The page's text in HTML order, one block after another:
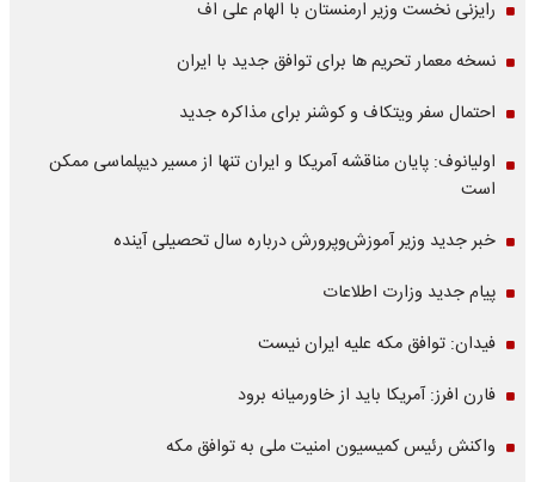
رایزنی نخست وزیر ارمنستان با الهام علی اف
نسخه معمار تحریم ها برای توافق جدید با ایران
احتمال سفر ویتکاف و کوشنر برای مذاکره جدید
اولیانوف: پایان مناقشه آمریکا و ایران تنها از مسیر دیپلماسی ممکن
است
خبر جدید وزیر آموزش‌وپرورش درباره سال تحصیلی آینده
پیام جدید وزارت اطلاعات
فیدان: توافق مکه علیه ایران نیست
فارن افرز: آمریکا باید از خاورمیانه برود
واکنش رئیس کمیسیون امنیت ملی به توافق مکه